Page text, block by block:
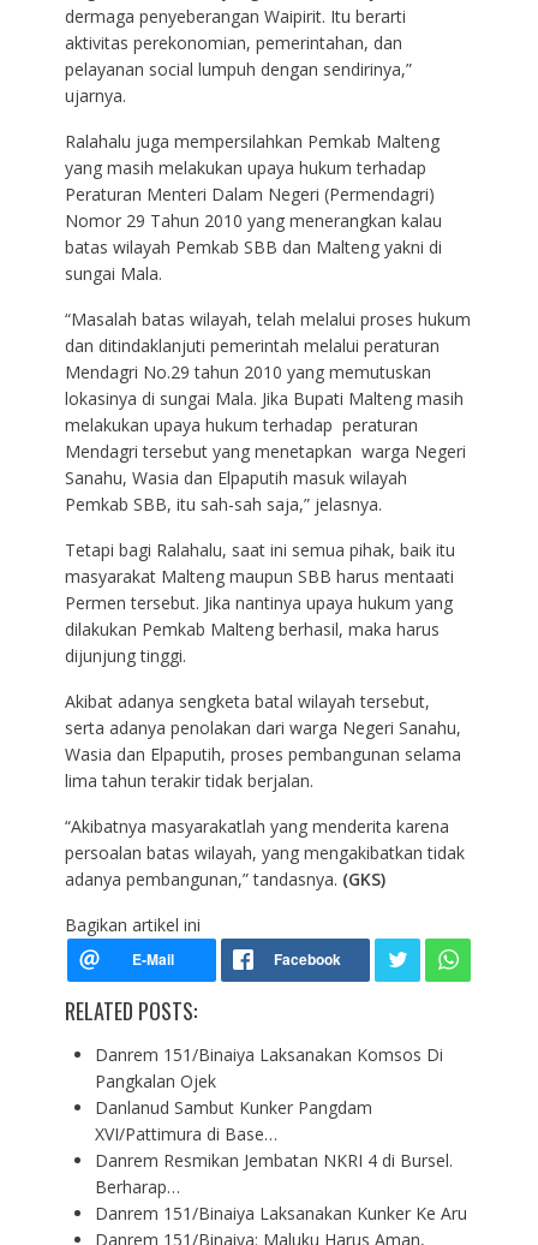
dermaga penyeberangan Waipirit. Itu berarti
aktivitas perekonomian, pemerintahan, dan
pelayanan social lumpuh dengan sendirinya,”
ujarnya.
Ralahalu juga mempersilahkan Pemkab Malteng
yang masih melakukan upaya hukum terhadap
Peraturan Menteri Dalam Negeri (Permendagri)
Nomor 29 Tahun 2010 yang menerangkan kalau
batas wilayah Pemkab SBB dan Malteng yakni di
sungai Mala.
“Masalah batas wilayah, telah melalui proses hukum
dan ditindaklanjuti pemerintah melalui peraturan
Mendagri No.29 tahun 2010 yang memutuskan
lokasinya di sungai Mala. Jika Bupati Malteng masih
melakukan upaya hukum terhadap peraturan
Mendagri tersebut yang menetapkan warga Negeri
Sanahu, Wasia dan Elpaputih masuk wilayah
Pemkab SBB, itu sah-sah saja,” jelasnya.
Tetapi bagi Ralahalu, saat ini semua pihak, baik itu
masyarakat Malteng maupun SBB harus mentaati
Permen tersebut. Jika nantinya upaya hukum yang
dilakukan Pemkab Malteng berhasil, maka harus
dijunjung tinggi.
Akibat adanya sengketa batal wilayah tersebut,
serta adanya penolakan dari warga Negeri Sanahu,
Wasia dan Elpaputih, proses pembangunan selama
lima tahun terakir tidak berjalan.
“Akibatnya masyarakatlah yang menderita karena
persoalan batas wilayah, yang mengakibatkan tidak
adanya pembangunan,” tandasnya. (GKS)
Bagikan artikel ini
RELATED POSTS:
Danrem 151/Binaiya Laksanakan Komsos Di
Pangkalan Ojek
Danlanud Sambut Kunker Pangdam
XVI/Pattimura di Base…
Danrem Resmikan Jembatan NKRI 4 di Bursel.
Berharap…
Danrem 151/Binaiya Laksanakan Kunker Ke Aru
Danrem 151/Binaiya: Maluku Harus Aman,